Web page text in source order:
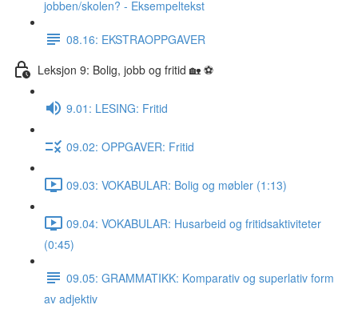
jobben/skolen? - Eksempeltekst
08.16: EKSTRAOPPGAVER
Leksjon 9: Bolig, jobb og fritid 🏡 ⚽️
9.01: LESING: Fritid
09.02: OPPGAVER: Fritid
09.03: VOKABULAR: Bolig og møbler (1:13)
09.04: VOKABULAR: Husarbeid og fritidsaktiviteter
(0:45)
09.05: GRAMMATIKK: Komparativ og superlativ form
av adjektiv